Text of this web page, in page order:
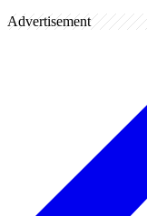
Advertisement